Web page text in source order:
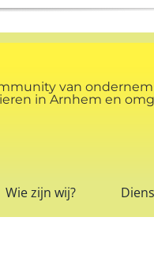
van
in Arnhem en
Wie zijn wij?